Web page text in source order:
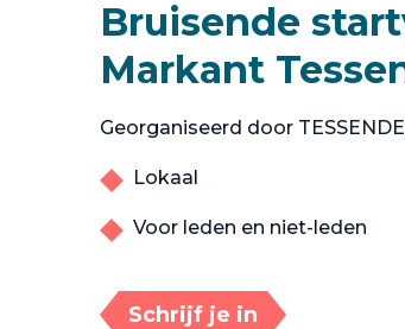
Bruisende
Markant
Georganiseerd door
Lokaal
Voor leden en niet-leden
Schrijf je in